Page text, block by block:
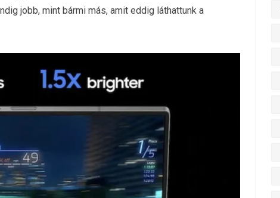
jobb, mint bármi más, amit eddig láthattunk a